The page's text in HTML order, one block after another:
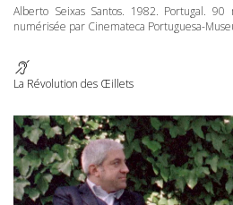
Alberto Seixas Santos. 1982. Portugal. 90
numérisée par Cinemateca Portuguesa-
La Révolution des Œillets